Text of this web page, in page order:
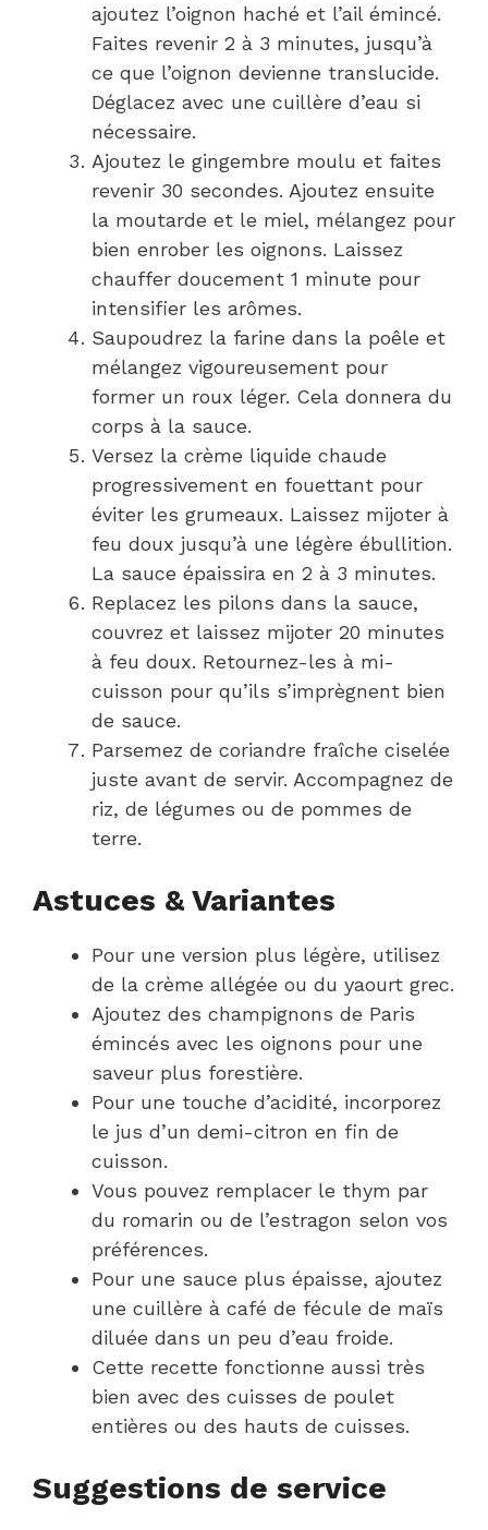
ajoutez l’oignon haché et l’ail émincé.
Faites revenir 2 à 3 minutes, jusqu’à
ce que l’oignon devienne translucide.
Déglacez avec une cuillère d’eau si
nécessaire.
Ajoutez le gingembre moulu et faites
revenir 30 secondes. Ajoutez ensuite
la moutarde et le miel, mélangez pour
bien enrober les oignons. Laissez
chauffer doucement 1 minute pour
intensifier les arômes.
Saupoudrez la farine dans la poêle et
mélangez vigoureusement pour
former un roux léger. Cela donnera du
corps à la sauce.
Versez la crème liquide chaude
progressivement en fouettant pour
éviter les grumeaux. Laissez mijoter à
feu doux jusqu’à une légère ébullition.
La sauce épaissira en 2 à 3 minutes.
Replacez les pilons dans la sauce,
couvrez et laissez mijoter 20 minutes
à feu doux. Retournez-les à mi-
cuisson pour qu’ils s’imprègnent bien
de sauce.
Parsemez de coriandre fraîche ciselée
juste avant de servir. Accompagnez de
riz, de légumes ou de pommes de
terre.
Astuces & Variantes
Pour une version plus légère, utilisez
de la crème allégée ou du yaourt grec.
Ajoutez des champignons de Paris
émincés avec les oignons pour une
saveur plus forestière.
Pour une touche d’acidité, incorporez
le jus d’un demi-citron en fin de
cuisson.
Vous pouvez remplacer le thym par
du romarin ou de l’estragon selon vos
préférences.
Pour une sauce plus épaisse, ajoutez
une cuillère à café de fécule de maïs
diluée dans un peu d’eau froide.
Cette recette fonctionne aussi très
bien avec des cuisses de poulet
entières ou des hauts de cuisses.
Suggestions de service